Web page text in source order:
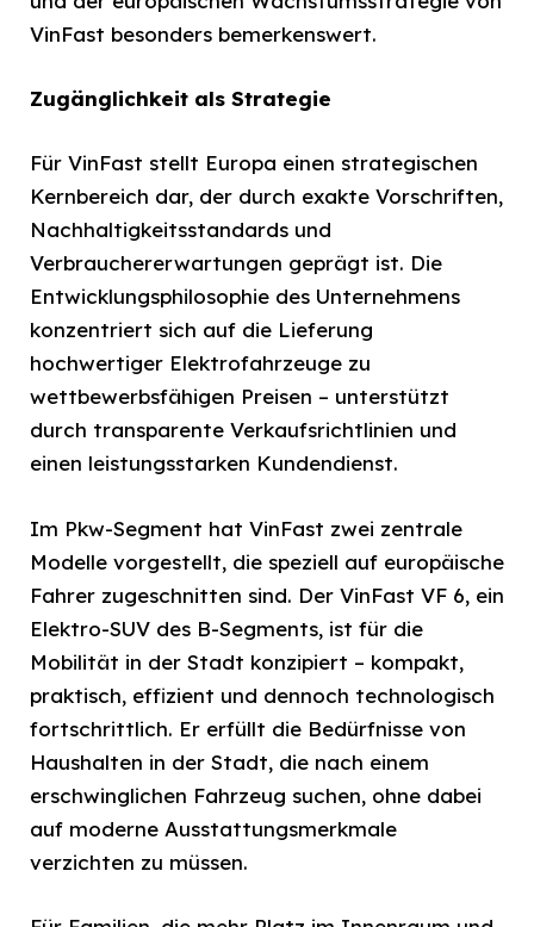
VinFast besonders bemerkenswert.
Zugänglichkeit als Strategie
Für VinFast stellt Europa einen strategischen
Kernbereich dar, der durch exakte Vorschriften,
Nachhaltigkeitsstandards und
Verbrauchererwartungen geprägt ist. Die
Entwicklungsphilosophie des Unternehmens
konzentriert sich auf die Lieferung
hochwertiger Elektrofahrzeuge zu
wettbewerbsfähigen Preisen – unterstützt
durch transparente Verkaufsrichtlinien und
einen leistungsstarken Kundendienst.
Im Pkw-Segment hat VinFast zwei zentrale
Modelle vorgestellt, die speziell auf europäische
Fahrer zugeschnitten sind. Der VinFast VF 6, ein
Elektro-SUV des B-Segments, ist für die
Mobilität in der Stadt konzipiert – kompakt,
praktisch, effizient und dennoch technologisch
fortschrittlich. Er erfüllt die Bedürfnisse von
Haushalten in der Stadt, die nach einem
erschwinglichen Fahrzeug suchen, ohne dabei
auf moderne Ausstattungsmerkmale
verzichten zu müssen.